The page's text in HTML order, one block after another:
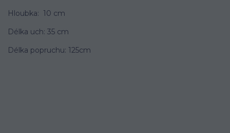
Hloubka: 10 cm
Délka uch: 35 cm
Délka popruchu: 125cm